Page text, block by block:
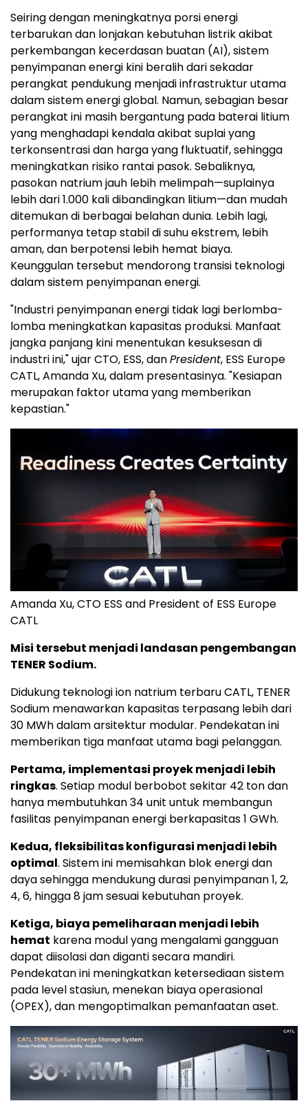
Seiring dengan meningkatnya porsi energi
terbarukan dan lonjakan kebutuhan listrik akibat
perkembangan kecerdasan buatan (AI), sistem
penyimpanan energi kini beralih dari sekadar
perangkat pendukung menjadi infrastruktur utama
dalam sistem energi global. Namun, sebagian besar
perangkat ini masih bergantung pada baterai litium
yang menghadapi kendala akibat suplai yang
terkonsentrasi dan harga yang fluktuatif, sehingga
meningkatkan risiko rantai pasok. Sebaliknya,
pasokan natrium jauh lebih melimpah—suplainya
lebih dari 1.000 kali dibandingkan litium—dan mudah
ditemukan di berbagai belahan dunia. Lebih lagi,
performanya tetap stabil di suhu ekstrem, lebih
aman, dan berpotensi lebih hemat biaya.
Keunggulan tersebut mendorong transisi teknologi
dalam sistem penyimpanan energi.
"Industri penyimpanan energi tidak lagi berlomba-
lomba meningkatkan kapasitas produksi. Manfaat
jangka panjang kini menentukan kesuksesan di
industri ini," ujar CTO, ESS, danPresident, ESS Europe
CATL, Amanda Xu, dalam presentasinya. "Kesiapan
merupakan faktor utama yang memberikan
kepastian."
Amanda Xu, CTO ESS and President of ESS Europe
CATL
Misi tersebut menjadi landasan pengembangan
TENER Sodium.
Didukung teknologi ion natrium terbaru CATL, TENER
Sodium menawarkan kapasitas terpasang lebih dari
30 MWh dalam arsitektur modular. Pendekatan ini
memberikan tiga manfaat utama bagi pelanggan.
Pertama, implementasi proyek menjadi lebih
ringkas. Setiap modul berbobot sekitar 42 ton dan
hanya membutuhkan 34 unit untuk membangun
fasilitas penyimpanan energi berkapasitas 1 GWh.
Kedua, fleksibilitas konfigurasi menjadi lebih
optimal. Sistem ini memisahkan blok energi dan
daya sehingga mendukung durasi penyimpanan 1, 2,
4, 6, hingga 8 jam sesuai kebutuhan proyek.
Ketiga, biaya pemeliharaan menjadi lebih
hemat karena modul yang mengalami gangguan
dapat diisolasi dan diganti secara mandiri.
Pendekatan ini meningkatkan ketersediaan sistem
pada level stasiun, menekan biaya operasional
(OPEX), dan mengoptimalkan pemanfaatan aset.